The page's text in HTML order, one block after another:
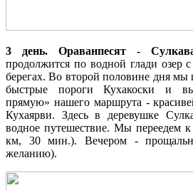
3 день. Ораванпесят -
продолжится по водной глади озер
берегах. Во второй половине дня мы
быстрые пороги Кухакоски и
прямую» нашего маршрута -
Кухаярви. Здесь в деревушке
водное путешествие. Мы переедем
км, 30 мин.). Вечером -
желанию).